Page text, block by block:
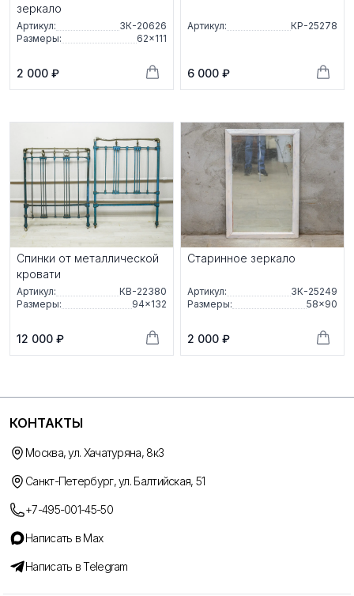
зеркало
Артикул:
ЗК-20626
Размеры:
62×111
2 000 ₽
Артикул: КР-25278
6 000 ₽
Спинки от металлической
кровати
Артикул:
КВ-22380
Размеры:
94×132
12 000 ₽
Старинное зеркало
Артикул:
ЗК-25249
Размеры:
58×90
2 000 ₽
КОНТАКТЫ
Москва, ул. Хачатуряна, 8к3
Санкт-Петербург, ул. Балтийская, 51
+7-495-001-45-50
Написать в Max
Написать в Telegram